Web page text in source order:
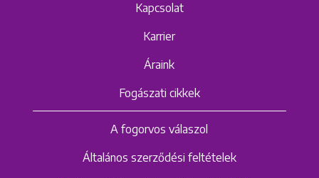
Kapcsolat
Karrier
Áraink
Fogászati cikkek
A fogorvos válaszol
Általános szerződési feltételek